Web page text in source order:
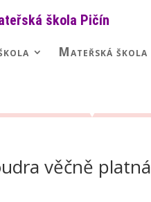
škola Pičín
Mateřská škola
věčně platná